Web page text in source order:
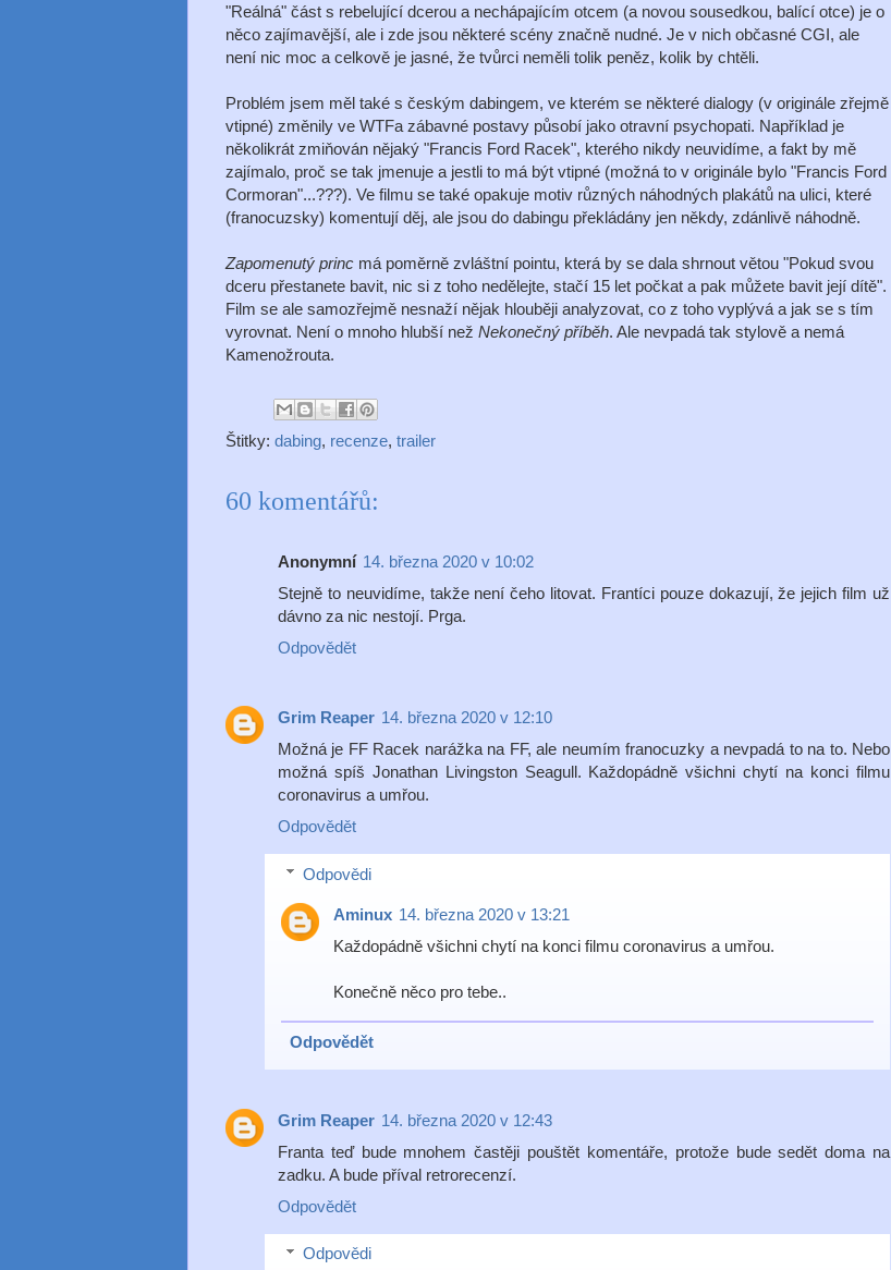
"Reálná" část s rebelující dcerou a nechápajícím otcem (a novou sousedkou, balící otce) je o
něco zajímavější, ale i zde jsou některé scény značně nudné. Je v nich občasné CGI, ale
není nic moc a celkově je jasné, že tvůrci neměli tolik peněz, kolik by chtěli.
Problém jsem měl také s českým dabingem, ve kterém se některé dialogy (v originále zřejmě
vtipné) změnily ve WTFa zábavné postavy působí jako otravní psychopati. Například je
několikrát zmiňován nějaký "Francis Ford Racek", kterého nikdy neuvidíme, a fakt by mě
zajímalo, proč se tak jmenuje a jestli to má být vtipné (možná to v originále bylo "Francis Ford
Cormoran"...???). Ve filmu se také opakuje motiv různých náhodných plakátů na ulici, které
(franocuzsky) komentují děj, ale jsou do dabingu překládány jen někdy, zdánlivě náhodně.
Zapomenutý princ má poměrně zvláštní pointu, která by se dala shrnout větou "Pokud svou
dceru přestanete bavit, nic si z toho nedělejte, stačí 15 let počkat a pak můžete bavit její dítě".
Film se ale samozřejmě nesnaží nějak hlouběji analyzovat, co z toho vyplývá a jak se s tím
vyrovnat. Není o mnoho hlubší než Nekonečný příběh. Ale nevpadá tak stylově a nemá
Kamenožrouta.
Štitky: dabing, recenze, trailer
60 komentářů:
Anonymní 14. března 2020 v 10:02
Stejně to neuvidíme, takže není čeho litovat. Frantíci pouze dokazují, že jejich film už
dávno za nic nestojí. Prga.
Odpovědět
Grim Reaper 14. března 2020 v 12:10
Možná je FF Racek narážka na FF, ale neumím franocuzky a nevpadá to na to. Nebo
možná spíš Jonathan Livingston Seagull. Každopádně všichni chytí na konci filmu
coronavirus a umřou.
Odpovědět
Odpovědi
Aminux 14. března 2020 v 13:21
Každopádně všichni chytí na konci filmu coronavirus a umřou.
Konečně něco pro tebe..
Odpovědět
Grim Reaper 14. března 2020 v 12:43
Franta teď bude mnohem častěji pouštět komentáře, protože bude sedět doma na
zadku. A bude příval retrorecenzí.
Odpovědět
Odpovědi